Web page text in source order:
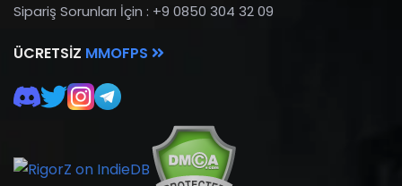
Sipariş Sorunları İçin : +9 0850 304 32 09
ÜCRETSIZ MMOFPS